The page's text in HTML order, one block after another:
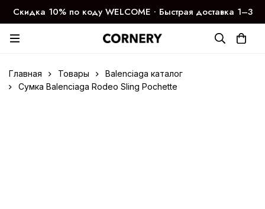
Скидка 10% по коду WELCOME ∙ Быстрая доставка 1–3
дня
Главная Товары
Balenciaga каталог
Сумка Balenciaga Rodeo Sling Pochette